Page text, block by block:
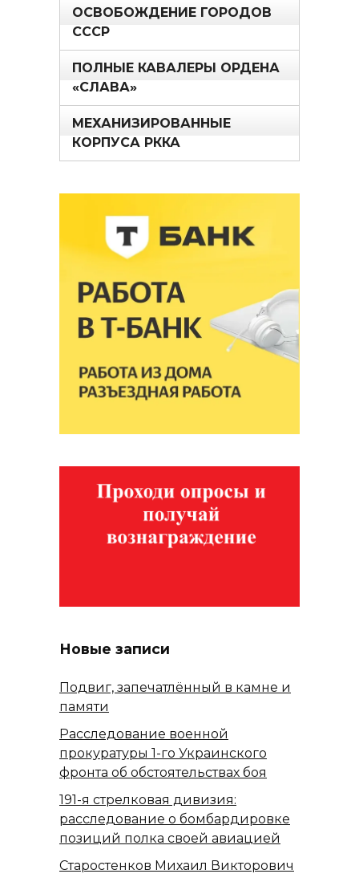
ОСВОБОЖДЕНИЕ ГОРОДОВ
СССР
ПОЛНЫЕ КАВАЛЕРЫ ОРДЕНА
«СЛАВА»
МЕХАНИЗИРОВАННЫЕ
КОРПУСА РККА
Новые записи
Подвиг, запечатлённый в камне и
памяти
Расследование военной
прокуратуры 1-го Украинского
фронта об обстоятельствах боя
191-я стрелковая дивизия:
расследование о бомбардировке
позиций полка своей авиацией
Старостенков Михаил Викторович